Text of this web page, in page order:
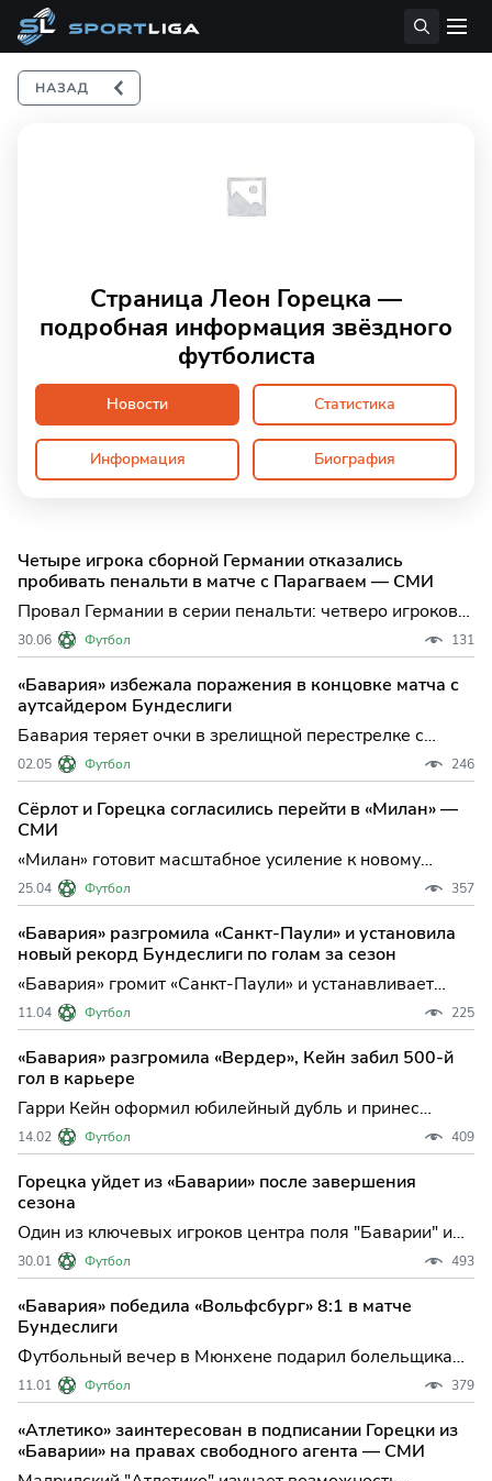
Страница Леон Горецка —
подробная информация звёздного
футболиста
Новости Статистика
Информация Биография
Четыре игрока сборной Германии отказались
пробивать пенальти в матче с Парагваем — СМИ
Провал Германии в серии пенальти: четверо игроков
отказались бить шестой удар против Парагвая
Сборная Германии завершила своё выступление на
чемпионате мира по футболу 2026 года на стадии
1/16 финала, уступив Парагваю в драматичной серии
пенальти.
30.06 Футбол 131
«Бавария» избежала поражения в концовке матча с
аутсайдером Бундеслиги
Бавария теряет очки в зрелищной перестрелке с
Хайденхаймом: чемпионская поступь притормозила на
финише сезона Мюнхенская "Бавария", уже досрочно
оформившая чемпионство в Бундеслиге, не смогла
порадовать своих болельщиков победой в домашнем
матче 3
02.05 Футбол 246
Сёрлот и Горецка согласились перейти в «Милан» —
СМИ
«Милан» готовит масштабное усиление к новому
сезону: сразу два заметных игрока европейского
футбола — Александер Сёрлот из мадридского
«Атлетико» и Леон Горецка из «Баварии» — дали
принципиальное согласие на переход в стан
«россонери». Итальянский гр
25.04 Футбол 357
«Бавария» разгромила «Санкт-Паули» и установила
новый рекорд Бундеслиги по голам за сезон
«Бавария» громит «Санкт-Паули» и устанавливает
новый исторический рекорд результативности в
Бундеслиге Мюнхенская «Бавария» вновь
подтвердила свой статус главного фаворита сезона,
устроив настоящий голевой фейерверк в гостевом
матче 29-го тура чем
11.04 Футбол 225
«Бавария» разгромила «Вердер», Кейн забил 500-й
гол в карьере
Гарри Кейн оформил юбилейный дубль и принес
«Баварии» уверенную победу над «Вердером» в
Бремене Мюнхенская «Бавария» продолжает
демонстрировать чемпионский характер в
Бундеслиге: в 22-м туре команда Томаса Тухеля на
выезде разгромила «Вердер» со с
14.02 Футбол 409
Горецка уйдет из «Баварии» после завершения
сезона
Один из ключевых игроков центра поля "Баварии" и
сборной Германии, Леон Горецка, готовится к
прощанию с мюнхенским клубом — по завершении
текущего сезона полузащитник покинет команду, о
чем официально сообщил спортивный директор
"Баварии" Кристоф Фро
30.01 Футбол 493
«Бавария» победила «Вольфсбург» 8:1 в матче
Бундеслиги
Футбольный вечер в Мюнхене подарил болельщикам
настоящий голевой фейерверк: "Бавария" не оставила
шансов "Вольфсбургу", разгромив соперника со
счетом 8:1 в рамках 16-го тура Бундеслиги. Эта
победа не только укрепила лидерство мюнхенцев, но
и стала од
11.01 Футбол 379
«Атлетико» заинтересован в подписании Горецки из
«Баварии» на правах свободного агента — СМИ